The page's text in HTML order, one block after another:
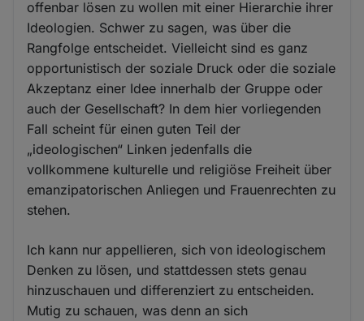
offenbar lösen zu wollen mit einer Hierarchie ihrer
Ideologien. Schwer zu sagen, was über die
Rangfolge entscheidet. Vielleicht sind es ganz
opportunistisch der soziale Druck oder die soziale
Akzeptanz einer Idee innerhalb der Gruppe oder
auch der Gesellschaft? In dem hier vorliegenden
Fall scheint für einen guten Teil der
„ideologischen“ Linken jedenfalls die
vollkommene kulturelle und religiöse Freiheit über
emanzipatorischen Anliegen und Frauenrechten zu
stehen.
Ich kann nur appellieren, sich von ideologischem
Denken zu lösen, und stattdessen stets genau
hinzuschauen und differenziert zu entscheiden.
Mutig zu schauen, was denn an sich